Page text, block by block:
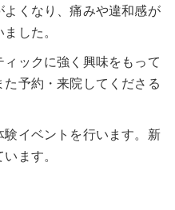
くなり、痛みや違和感が
した。
ックに強く興味をもって
予約・来院してくださる
イベントを行います。新
ます。